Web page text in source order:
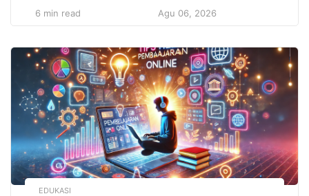
karakter dan aktivitas sehari-hari mereka. Setiap
fashion terbaru dan sentuhan personal yang unik.
Tren fashion selalu berubah dan Inspirasi Gaya Wanita
Kekinian mengikuti perkembangan ini […]
6 min read Agu 06, 2026
EDUKASI